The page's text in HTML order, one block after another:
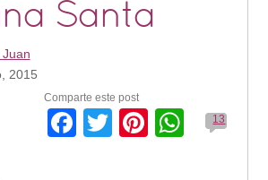
Santa
2015
Comparte este post
Facebook
TwitterPinterest
13